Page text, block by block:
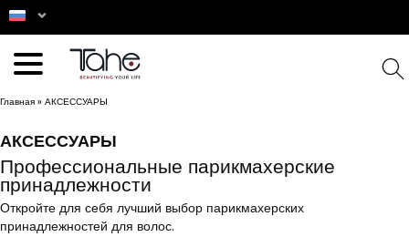
Главная » АКСЕССУАРЫ
АКСЕССУАРЫ
Профессиональные парикмахерские
принадлежности
Откройте для себя лучший выбор парикмахерских
принадлежностей для волос.